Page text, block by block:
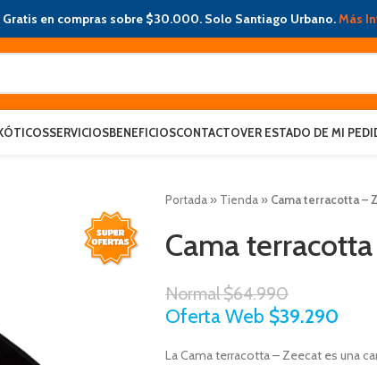
Gratis en compras sobre $30.000. Solo Santiago Urbano.Más
SERVICIOSBENEFICIOSCONTACTOVER ESTADO DE MI
Portada » Tienda » Cama terracotta –
Cama
Normal$64.990
Oferta Web $39.290
La Cama terracotta – Zeecat es una